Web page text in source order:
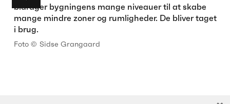
bidrager bygningens mange niveauer til at skabe
mange mindre zoner og rumligheder. De bliver taget
i brug.
Foto © Sidse Grangaard